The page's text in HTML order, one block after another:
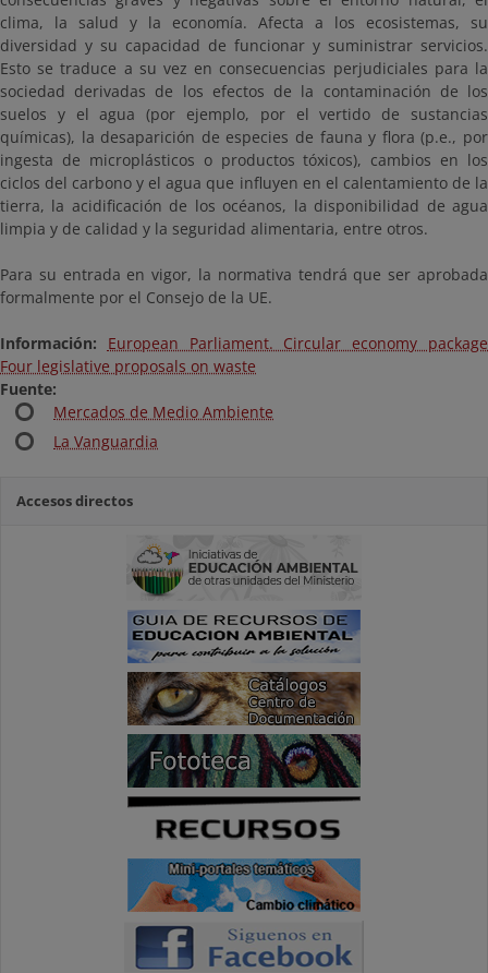
clima, la salud y la economía. Afecta a los ecosistemas, su
diversidad y su capacidad de funcionar y suministrar servicios.
Esto se traduce a su vez en consecuencias perjudiciales para la
sociedad derivadas de los efectos de la contaminación de los
suelos y el agua (por ejemplo, por el vertido de sustancias
químicas), la desaparición de especies de fauna y flora (p.e., por
ingesta de microplásticos o productos tóxicos), cambios en los
ciclos del carbono y el agua que influyen en el calentamiento de la
tierra, la acidificación de los océanos, la disponibilidad de agua
limpia y de calidad y la seguridad alimentaria, entre otros.
Para su entrada en vigor, la normativa tendrá que ser aprobada
formalmente por el Consejo de la UE.
Información:
European Parliament. Circular economy package
Four legislative proposals on waste
Fuente:
Mercados de Medio Ambiente
La Vanguardia
Accesos directos